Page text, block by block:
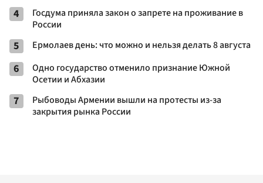
4
Госдума приняла закон о запрете на проживание в
России
5 Ермолаев день: что можно и нельзя делать 8 августа
6
Одно государство отменило признание Южной
Осетии и Абхазии
7
Рыбоводы Армении вышли на протесты из-за
закрытия рынка России